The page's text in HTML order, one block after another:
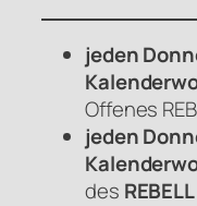
jeden
Offenes
jeden
des REBELL